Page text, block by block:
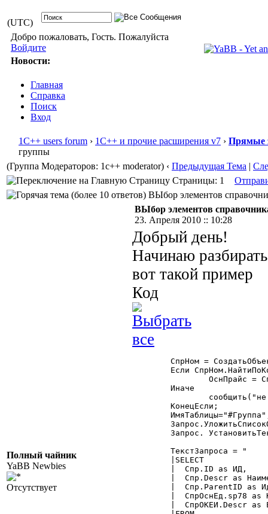
(UTC)
Добро пожаловать, Гость. Пожалуйста
Войдите
Новости:
Главная
Справка
Поиск
Вход
1С++ users forum › 1С++ и прочие расширения v7 › Прямые
группы
(Группа Модераторов: 1c++ moderator) ‹ Предыдущая Тема |
Страницы: 1
ВЫбор элементов
Полный чайник
YaBB Newbies
Отсутствует
ВЫбор элементов
23. Апреля 2010 :: 10:28
Добрый день!
Начинаю
вот такой пример
Код